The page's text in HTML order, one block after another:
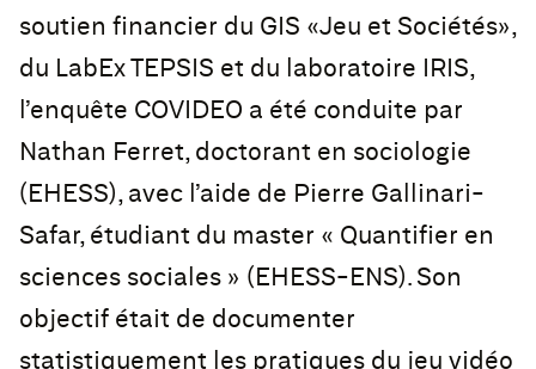
soutien financier du GIS «Jeu et Sociétés»,
du LabEx TEPSIS et du laboratoire IRIS,
l’enquête COVIDEO a été conduite par
Nathan Ferret, doctorant en sociologie
(EHESS), avec l’aide de Pierre Gallinari-
Safar, étudiant du master « Quantifier en
sciences sociales » (EHESS-ENS). Son
objectif était de documenter
statistiquement les pratiques du jeu vidéo